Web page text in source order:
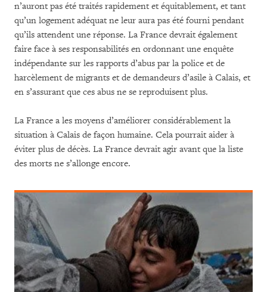
n’auront pas été traités rapidement et équitablement, et tant
qu’un logement adéquat ne leur aura pas été fourni pendant
qu’ils attendent une réponse. La France devrait également
faire face à ses responsabilités en ordonnant une enquête
indépendante sur les rapports d’abus par la police et de
harcèlement de migrants et de demandeurs d’asile à Calais, et
en s’assurant que ces abus ne se reproduisent plus.
La France a les moyens d’améliorer considérablement la
situation à Calais de façon humaine. Cela pourrait aider à
éviter plus de décès. La France devrait agir avant que la liste
des morts ne s’allonge encore.